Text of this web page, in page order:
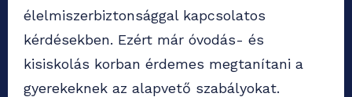
élelmiszerbiztonsággal kapcsolatos
kérdésekben. Ezért már óvodás- és
kisiskolás korban érdemes megtanítani a
gyerekeknek az alapvető szabályokat.